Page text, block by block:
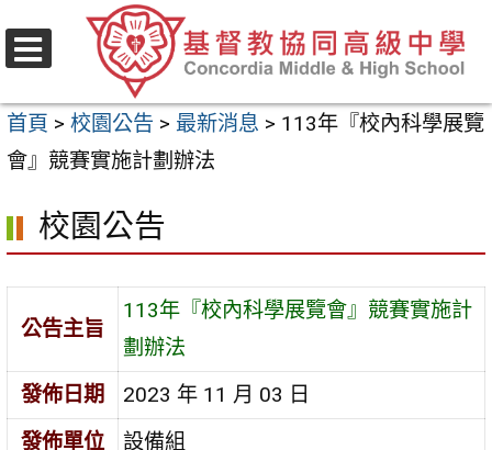
至
要
內
區
首頁 > 校園公告 > 最新消息 > 113年『校內科學展覽
會』競賽實施計劃辦法
校園公告
公告主旨
113年『校內科學展覽會』競賽實施計
劃辦法
發佈日期
2023 年 11 月 03 日
發佈單位
設備組
選
單